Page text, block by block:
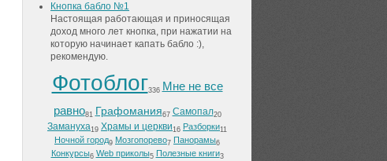
Кнопка бабло №1
Настоящая работающая и приносящая
доход много лет кнопка, при нажатии на
которую начинает капать бабло :),
рекомендую.
Фотоблог336 Мне не все
равно81 Графомания67 Самопал20
Замануха 19 Храмы и церкви 16 Разборки11
Ночной город9 Мозгопорево7 Панорамы6
Конкурсы6 Web приколы5 Полезные книги3